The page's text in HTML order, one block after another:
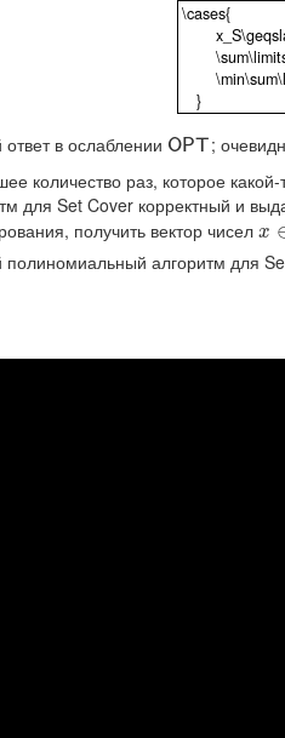
\cases{
}
\cases{
в ослаблении OPT
OPT ;
количество раз, которое
для Set Cover корректный и
получить вектор чисел x
x∈[
полиномиальный алгоритм для